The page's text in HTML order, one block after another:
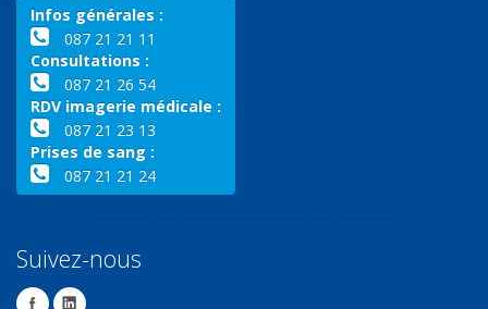
Infos générales :
087 21 21 11
Consultations :
087 21 26 54
RDV imagerie médicale :
087 21 23 13
Prises de sang :
087 21 21 24
Suivez-nous